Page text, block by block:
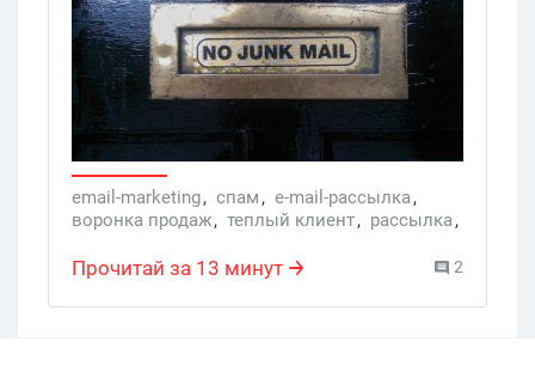
email-marketing, спам, e-mail-рассылка,
воронка продаж, теплый клиент, рассылка,
Прочитай за 13 минут 2